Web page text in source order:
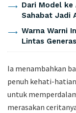
Dari Model
Sahabat Jadi
Warna Warni
Lintas
Ia menambahkan
penuh kehati-
untuk
merasakan